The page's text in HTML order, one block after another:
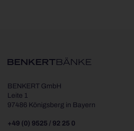
BENKERT GmbH
Leite 1
97486 Königsberg in Bayern
+49 (0) 9525 / 92 25 0